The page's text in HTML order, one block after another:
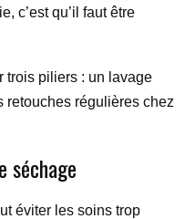
c’est qu’il faut être
trois piliers : un lavage
retouches régulières chez
séchage
éviter les soins trop